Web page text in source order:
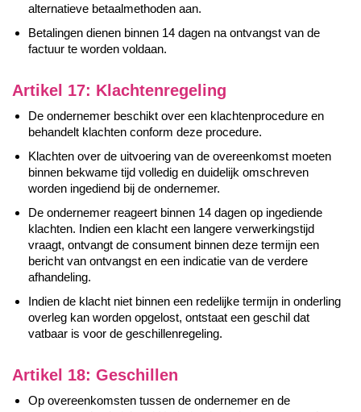
alternatieve betaalmethoden aan.
Betalingen dienen binnen 14 dagen na ontvangst van de
factuur te worden voldaan.
Artikel 17: Klachtenregeling
De ondernemer beschikt over een klachtenprocedure en
behandelt klachten conform deze procedure.
Klachten over de uitvoering van de overeenkomst moeten
binnen bekwame tijd volledig en duidelijk omschreven
worden ingediend bij de ondernemer.
De ondernemer reageert binnen 14 dagen op ingediende
klachten. Indien een klacht een langere verwerkingstijd
vraagt, ontvangt de consument binnen deze termijn een
bericht van ontvangst en een indicatie van de verdere
afhandeling.
Indien de klacht niet binnen een redelijke termijn in onderling
overleg kan worden opgelost, ontstaat een geschil dat
vatbaar is voor de geschillenregeling.
Artikel 18: Geschillen
Op overeenkomsten tussen de ondernemer en de